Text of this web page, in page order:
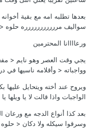
بعدها تطلبه امه مع بقية
سواليف مررررررررررره حلوه
ورعاااانا المحترمين
يجي وقت العصر وهو نايم <
وواجباته < وأقلامه ناسيها في
ويروح عند أخته ويتحايل
الواجبات واذا قالت لا يا ويلها يا
بعد كذا أنواع الدجه مع ورعان
وسرقوا سيكله ولا دكان < حلوه